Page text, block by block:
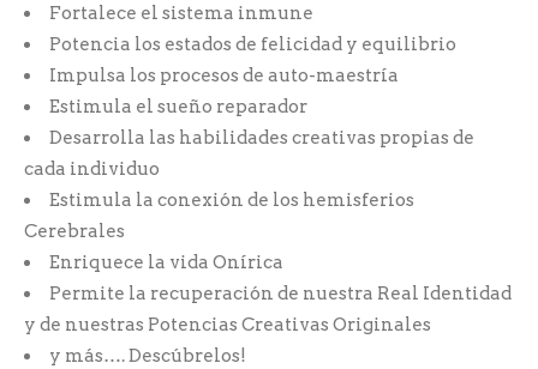
Fortalece el sistema inmune
Potencia los estados de felicidad y equilibrio
Impulsa los procesos de auto-maestría
Estimula el sueño reparador
Desarrolla las habilidades creativas propias de
cada individuo
Estimula la conexión de los hemisferios
Cerebrales
Enriquece la vida Onírica
Permite la recuperación de nuestra Real Identidad
y de nuestras Potencias Creativas Originales
y más…. Descúbrelos!